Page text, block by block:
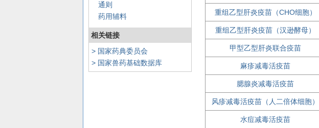
通则
药用辅料
相关链接
> 国家药典委员会
> 国家兽药基础数据库
重组乙型肝炎疫苗（CHO细胞）
重组乙型肝炎疫苗（汉逊酵母）
甲型乙型肝炎联合疫苗
麻疹减毒活疫苗
腮腺炎减毒活疫苗
风疹减毒活疫苗（人二倍体细胞）
水痘减毒活疫苗